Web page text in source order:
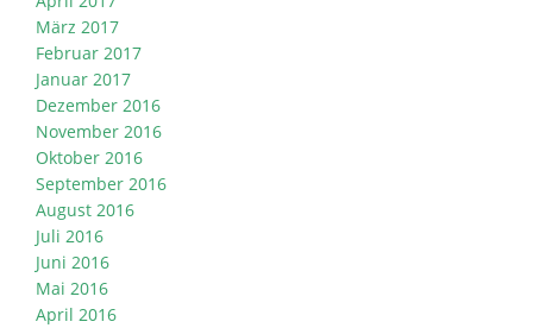
März 2017
Februar 2017
Januar 2017
Dezember 2016
November 2016
Oktober 2016
September 2016
August 2016
Juli 2016
Juni 2016
Mai 2016
April 2016